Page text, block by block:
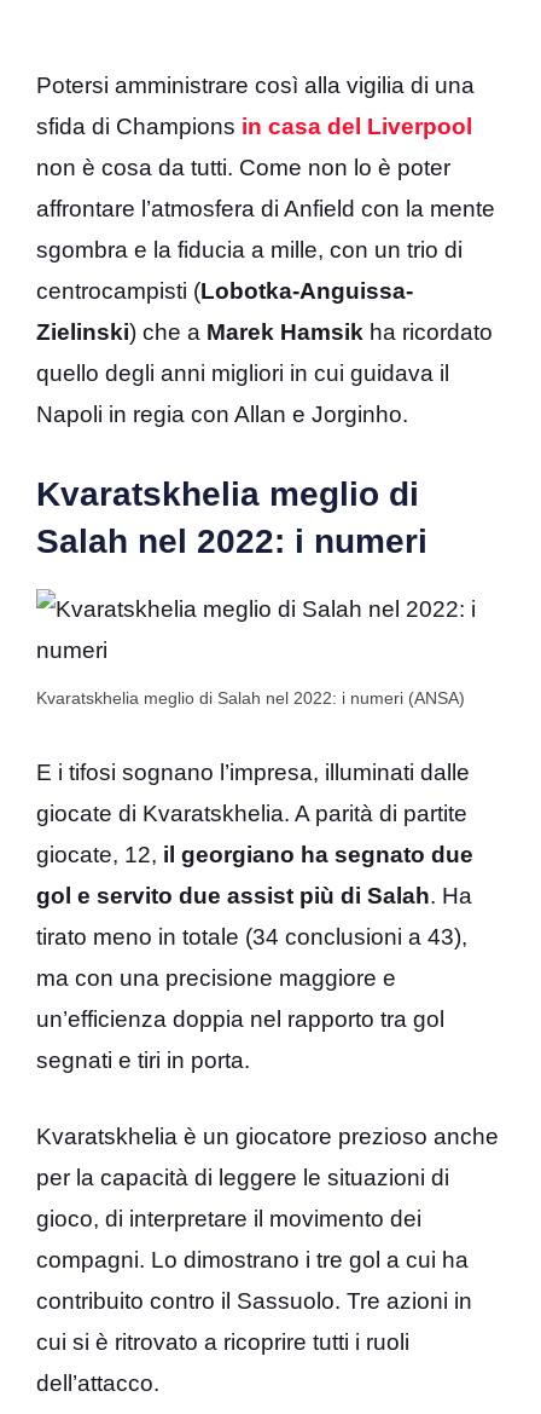
Potersi amministrare così alla vigilia di una
sfida di Champions in casa del Liverpool
non è cosa da tutti. Come non lo è poter
affrontare l’atmosfera di Anfield con la mente
sgombra e la fiducia a mille, con un trio di
centrocampisti (Lobotka-Anguissa-
Zielinski) che a Marek Hamsik ha ricordato
quello degli anni migliori in cui guidava il
Napoli in regia con Allan e Jorginho.
Kvaratskhelia meglio di
Salah nel 2022: i numeri
Kvaratskhelia meglio di Salah nel 2022: i numeri (ANSA)
E i tifosi sognano l’impresa, illuminati dalle
giocate di Kvaratskhelia. A parità di partite
giocate, 12, il georgiano ha segnato due
gol e servito due assist più di Salah. Ha
tirato meno in totale (34 conclusioni a 43),
ma con una precisione maggiore e
un’efficienza doppia nel rapporto tra gol
segnati e tiri in porta.
Kvaratskhelia è un giocatore prezioso anche
per la capacità di leggere le situazioni di
gioco, di interpretare il movimento dei
compagni. Lo dimostrano i tre gol a cui ha
contribuito contro il Sassuolo. Tre azioni in
cui si è ritrovato a ricoprire tutti i ruoli
dell’attacco.